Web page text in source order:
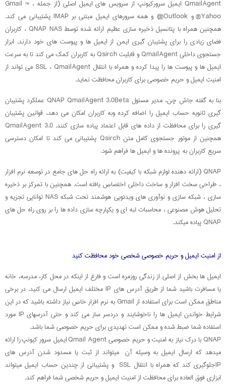
QmailAgent ایمیل سرورکیونپ از سرویس های ایمیل اصلی (از جمله Gmail ™ ،
Yahoo® و Outlook®) و همه سرورهای ایمیل مبتنی بر IMAP پشتیبانی می کند.
همچنین همراه با پتانسیل ذخیره سازی عظیم ارائه شده توسط QNAP NAS ، کاربران
فضای زیادی را برای پشتیبان گیری ایمن از ایمیل ها و پیوست های خود دارند. ابزار
جستجوی داخلی QmailAgent و قابلیت Qsirch به کاربران کمک می کند تا به سرعت
ایمیل ها و پیوست ها را پیدا کرده و همراه با انتقال SSL ، QmailAgent می تواند از
امنیت ایمیل و حریم خصوصی برای کاربران محافظت نماید.
بنا به گفته جاش چن، مدیر مسئول QNAP QmailAgent 3.0Beta عملکرد پشتیبان
گیری ثانویه حساب ایمیل را اضافه کرده وبه کاربران امکان می دهد، قوانین پشتیبان
گیری را برای محافظت از داده های قابل اعتماد پیاده سازی کنند. QmailAgent 3.0
همچنین از موتور جستجوی کامل متن Qsirch پشتیبانی می کند تا امکان دسترسی
سریع کاربران به پرونده ها و ایمیل ها فراهم شود.
QNAP (ارائه دهنده لوازم شبکه با کیفیت) به ارائه راه حل های جامع در توسعه نرم افزار
، طراحی سخت افزار و ساخت داخلی اختصاص یافته است. همچنین با تمرکز بر ذخیره
سازی ، شبکه سازی و نوآوری های ویدئویی هوشمند تحت شبکه NAS توانایی تجزیه و
تحلیل هوش مصنوعی ، محاسبات لبه ای و یکپارچه سازی داده ها را بر روی راه حل های
QNAP پیاده میکند.
از امنیت ایمیل و حریم خصوصی شخصی خود محافظت کنید
ایمیل ها بخش از اصلی از زندگی روزمره است و فارغ از اینکه در محل کار، مدرسه، خانه
یا مسافرت باشید شما از طریق آدرس های IP مختلف ایمیل ارسال می کنید. در برخی
مناطق ممکن است برای استفاده از Gmail به نرم افزار خاص نیاز داشته باشید که در این
شرایط خواندن ایمیل ها را ناخوشایند و دردسر ساز می کند و حتی آدرسهای IP مورد
استفاده شما ضبط شده و ممکن است تهدیدی برای حریم خصوصی شما باشد.
QNAP با درک نیاز به امنیت و حریم خصوصی Qmail Agent ایمیل سرور کیونپ را ارائه
میدهد که ارسال ایمیل به وسیله آن میتواند از ثبت یا مسدود شدن آدرس های
IPجلوگیری کند که همراه با انتقال SSL و پشتیبانی از چندین حساب ایمیل میتواند
ابزاری فوق العاده برای محافظت از امنیت ایمیل و حریم شخصی شما فراهم کند.